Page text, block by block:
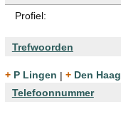
Profiel:
Trefwoorden
+ P Lingen | + Den Haag
Telefoonnummer